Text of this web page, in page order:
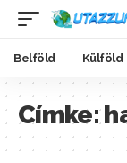
Belföld Külföld
Címke: